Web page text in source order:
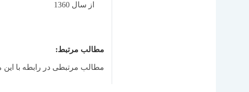
از سال 1360
مطالب مرتبط:
مطالب مرتبطی در رابطه با این